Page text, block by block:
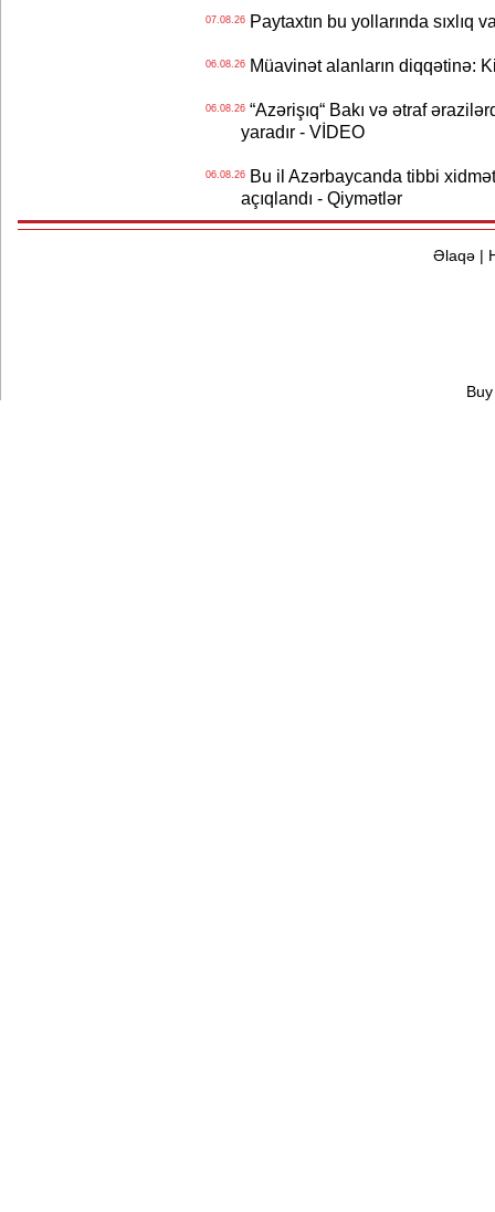
07.08.26Paytaxtın bu yollarında sıxlıq
06.08.26Müavinət alanların diqqətinə:
06.08.26“Azərişıq“ Bakı və ətraf
yaradır - VİDEO
06.08.26Bu il Azərbaycanda tibbi
açıqlandı - Qiymətlər
Əlaqə|